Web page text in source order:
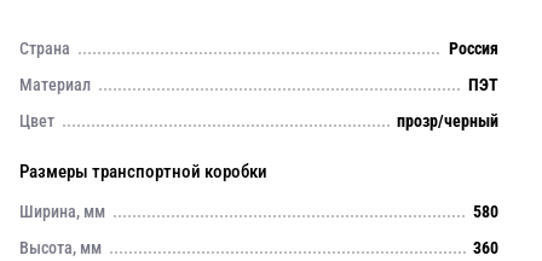
Страна
Россия
Материал
ПЭТ
Цвет
прозр/черный
Размеры транспортной коробки
Ширина, мм
580
Высота, мм
360